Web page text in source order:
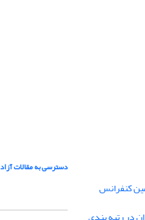
کنفرانس
دسترسی به مقالات